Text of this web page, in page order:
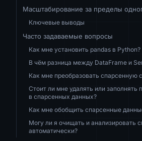
Масштабирование за пределы
Ключевые выводы
Часто задаваемые вопросы
Как мне установить pandas в Python?
В чём разница между DataFrame и
Как мне преобразовать спарсенную
Стоит ли мне удалять или заполнять
в спарсенных данных?
Как мне обобщить спарсенные
Могу ли я очищать и анализировать
автоматически?